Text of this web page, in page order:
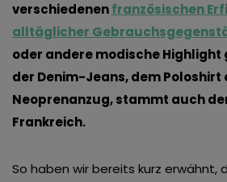
verschiedenenfranzösischen
alltäglicher
oder andere modische Highlight
der Denim-Jeans, dem Poloshirt
Neoprenanzug, stammt auch
Frankreich.
So haben wir bereits kurz erwähnt,